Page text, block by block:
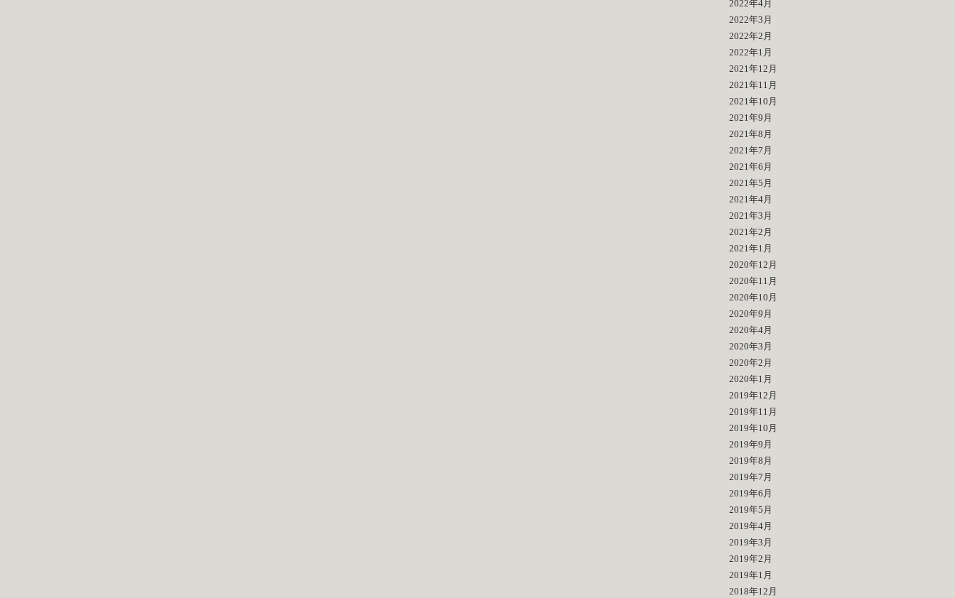
2022年4月
2022年3月
2022年2月
2022年1月
2021年12月
2021年11月
2021年10月
2021年9月
2021年8月
2021年7月
2021年6月
2021年5月
2021年4月
2021年3月
2021年2月
2021年1月
2020年12月
2020年11月
2020年10月
2020年9月
2020年4月
2020年3月
2020年2月
2020年1月
2019年12月
2019年11月
2019年10月
2019年9月
2019年8月
2019年7月
2019年6月
2019年5月
2019年4月
2019年3月
2019年2月
2019年1月
2018年12月